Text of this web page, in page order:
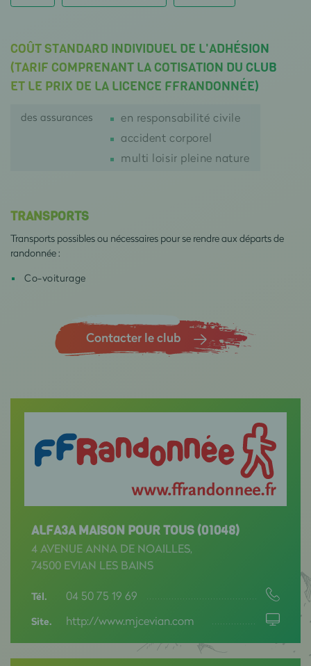
COÛT STANDARD INDIVIDUEL DE L'ADHÉSION
(TARIF COMPRENANT LA COTISATION DU CLUB
ET LE PRIX DE LA LICENCE FFRANDONNÉE)
des assurances
en responsabilité civile
accident corporel
multi loisir pleine nature
TRANSPORTS
Transports possibles ou nécessaires pour se rendre aux départs de
randonnée :
Co-voiturage
Contacter le club
ALFA3A MAISON POUR TOUS (01048)
4 AVENUE ANNA DE NOAILLES,
74500 EVIAN LES BAINS
Tél. 04 50 75 19 69
Site. http://www.mjcevian.com